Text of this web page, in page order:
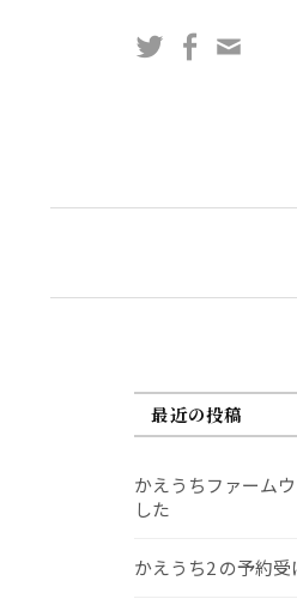
ス
TwitterFacebook
最近の投稿
かえうちファーム
した
かえうち2 の予約